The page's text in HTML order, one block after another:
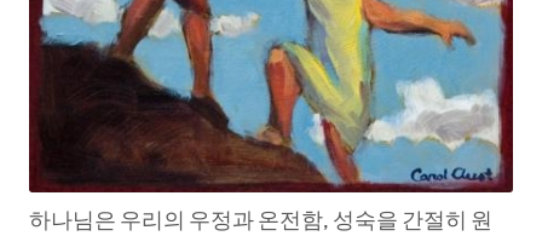
하나님은 우리의 우정과 온전함, 성숙을 간절히 원